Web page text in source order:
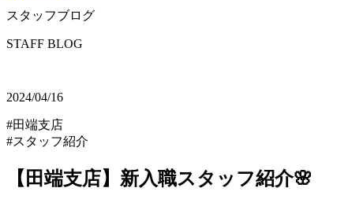
スタッフブログ
STAFF BLOG
2024/04/16
#田端支店
#スタッフ紹介
【田端支店】新入職スタッフ紹介🌸